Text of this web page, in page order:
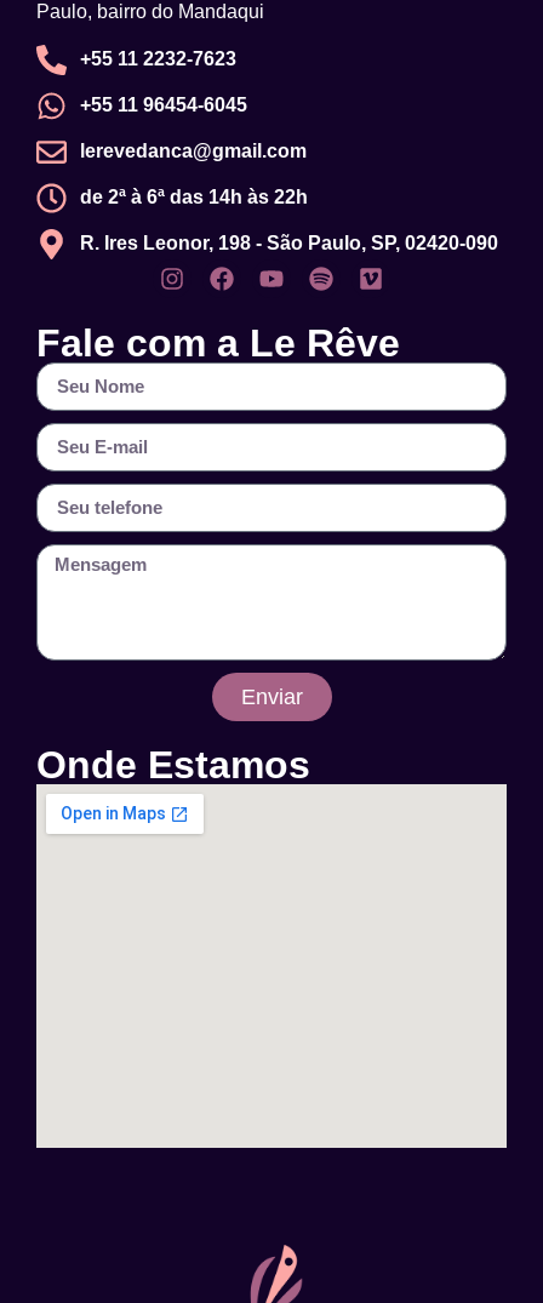
Paulo, bairro do Mandaqui
+55 11 2232-7623
+55 11 96454-6045
lerevedanca@gmail.com
de 2ª à 6ª das 14h às 22h
R. Ires Leonor, 198 - São Paulo, SP, 02420-090
Fale com a Le Rêve
Enviar
Onde Estamos